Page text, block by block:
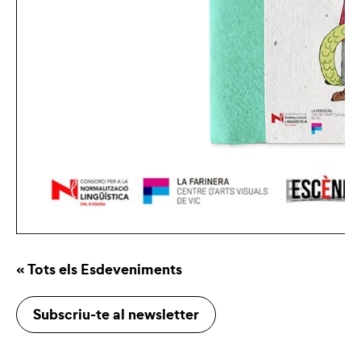
« Tots els Esdeveniments
Subscriu-te al newsletter